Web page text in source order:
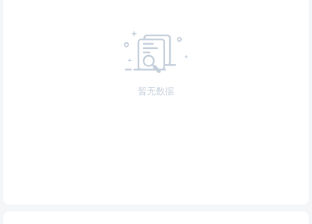
暂无数据